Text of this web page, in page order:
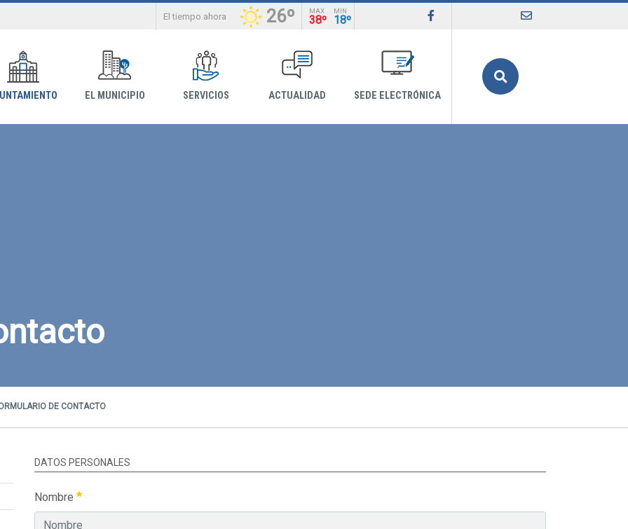
El tiempo ahora 26º MAX
38º
MIN
18º
EL MUNICIPIO SERVICIOS ACTUALIDAD SEDE ELECTRÓNICA
DE CONTACTO
DATOS PERSONALES
Nombre